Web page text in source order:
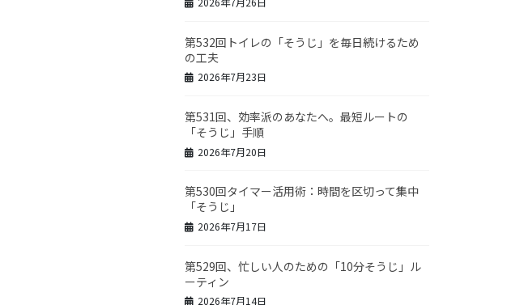
第532回トイレの「そうじ」を毎日続けるため
の工夫
2026年7月23日
第531回、効率派のあなたへ。最短ルートの
「そうじ」手順
2026年7月20日
第530回タイマー活用術：時間を区切って集中
「そうじ」
2026年7月17日
第529回、忙しい人のための「10分そうじ」ル
ーティン
2026年7月14日